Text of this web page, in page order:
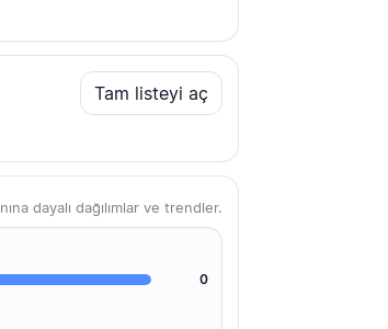
Tam listeyi aç
dayalı dağılımlar ve trendler.
0